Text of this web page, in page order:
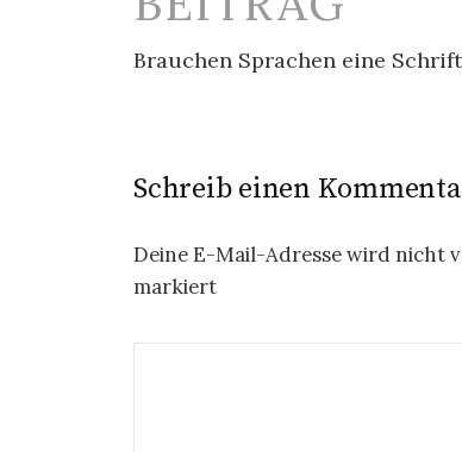
Brauchen Sprachen eine
Schreib einen
Deine E-Mail-Adresse wird nicht
markiert